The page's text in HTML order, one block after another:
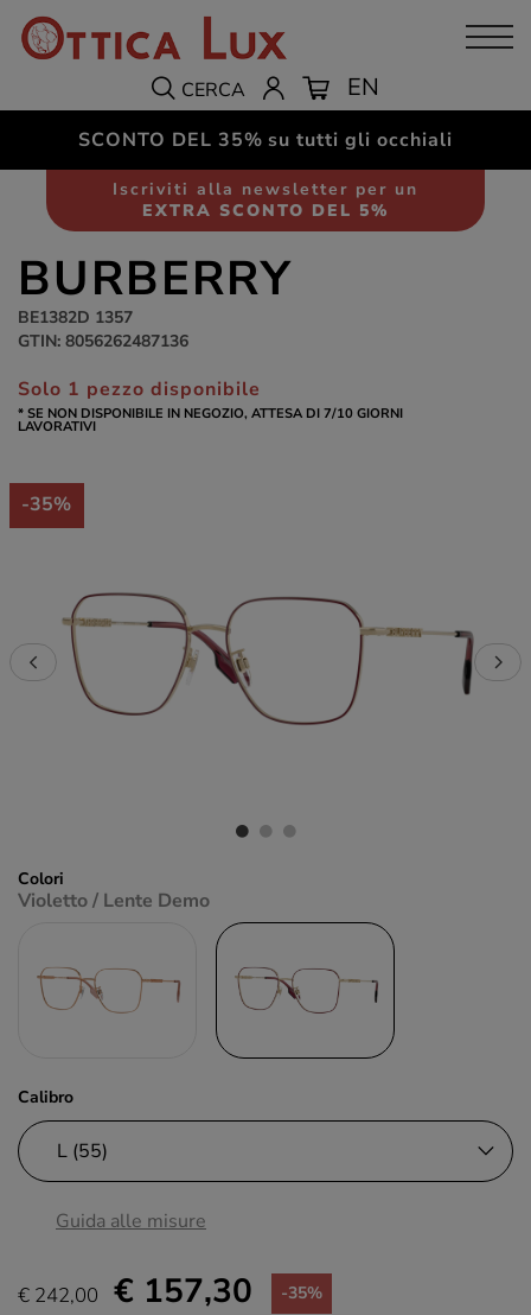
CERCA EN
SCONTO DEL 35% su tutti gli occhiali
Iscriviti alla newsletter per un
EXTRA SCONTO DEL 5%
Occhiali da vista Donna
BURBERRY
BE1382D 1357
GTIN: 8056262487136
Solo 1 pezzo disponibile
* SE NON DISPONIBILE IN NEGOZIO, ATTESA DI 7/10 GIORNI
LAVORATIVI
-35%
Colori
Violetto / Lente Demo
Calibro
Guida alle misure
€ 242,00 € 157,30 -35%